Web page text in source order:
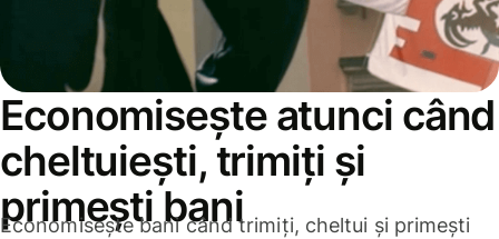
Economisește atunci când
cheltuiești, trimiți și
primești bani
Economisește bani când trimiți, cheltui și primești